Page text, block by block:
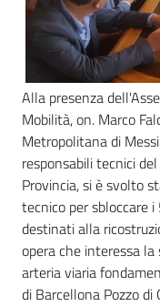
Alla presenza
Mobilità, on. Marco
Metropolitana di
responsabili tecnici
Provincia, si è svolto
tecnico per sbloccare
destinati alla
opera che interessa
arteria viaria
di Barcellona Pozzo di